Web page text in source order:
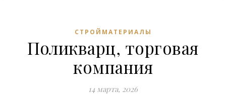
СТРОЙМАТЕРИАЛЫ
Поликварц, торговая
компания
14 марта, 2026